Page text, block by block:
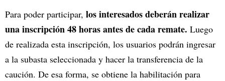
Para poder participar, los interesados deberán realizar
una inscripción 48 horas antes de cada remate. Luego
de realizada esta inscripción, los usuarios podrán ingresar
a la subasta seleccionada y hacer la transferencia de la
caución. De esa forma, se obtiene la habilitación para